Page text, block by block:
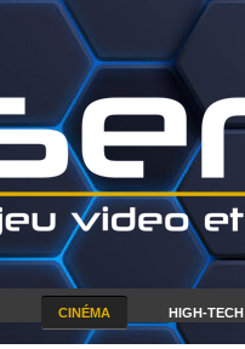
CINÉMA HIGH-TECH